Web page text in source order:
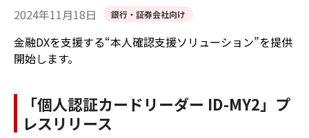
2024年11月18日 銀行・証券会社向け
金融DXを支援する“本人確認支援ソリューション”を提供
開始します。
「個人認証カードリーダー ID-MY2」プ
レスリリース